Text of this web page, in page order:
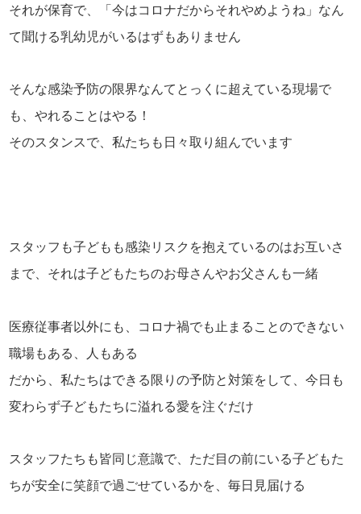
それが保育で、「今はコロナだからそれやめようね」なん
て聞ける乳幼児がいるはずもありません
そんな感染予防の限界なんてとっくに超えている現場で
も、やれることはやる！
そのスタンスで、私たちも日々取り組んでいます
スタッフも子どもも感染リスクを抱えているのはお互いさ
まで、それは子どもたちのお母さんやお父さんも一緒
医療従事者以外にも、コロナ禍でも止まることのできない
職場もある、人もある
だから、私たちはできる限りの予防と対策をして、今日も
変わらず子どもたちに溢れる愛を注ぐだけ
スタッフたちも皆同じ意識で、ただ目の前にいる子どもた
ちが安全に笑顔で過ごせているかを、毎日見届ける